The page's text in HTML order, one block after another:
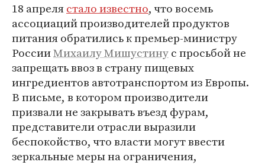
18 апрелястало известно, что восемь
ассоциаций производителей продуктов
питания обратились к премьер-министру
РоссииМихаилу Мишустинус просьбой не
запрещать ввоз в страну пищевых
ингредиентов автотранспортом из Европы.
В письме, в котором производители
призвали не закрывать въезд фурам,
представители отрасли выразили
беспокойство, что власти могут ввести
зеркальные меры на ограничения,